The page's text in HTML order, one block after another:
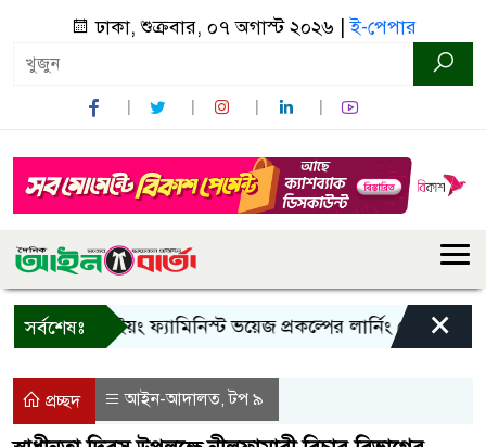
ঢাকা, শুক্রবার, ০৭ অগাস্ট ২০২৬ |ই-পেপার
সর্বশেষঃ
বান্দরবানে ইয়ং ফ্যামিনিস্ট ভয়েজ প্রকল্পের লার্নিং শেয়ারিং×
প্রচ্ছদ আইন-আদালত,টপ ৯